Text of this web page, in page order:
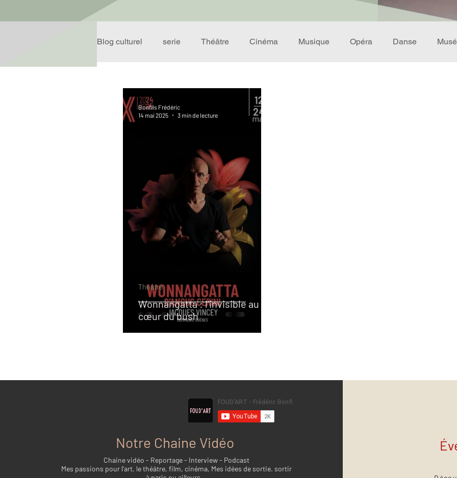
Blog culturel serie Théâtre Cinéma Musique Opéra Danse
Performance Récompense
Validé par Romane. Spécial Famille
Offre spéciale Annuaire Théâtre - Musée
Wonnangatta : l’invisible au
cœur du bush
Théâtre
Bonfils Frédéric
14 mai 2025
3 min de lecture
Notre Chaine Vidéo
Chaine vidéo - Reportage - Interview - Podcast
Mes passions pour l'art, le théâtre, film, cinéma, Mes idées de sortie. sortir